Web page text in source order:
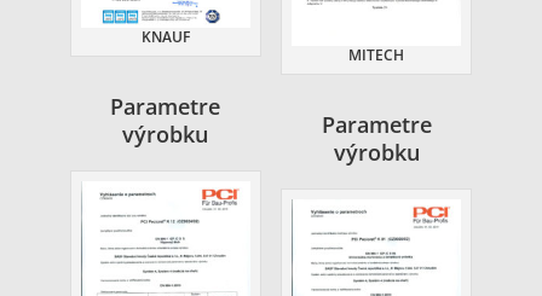
KNAUF
Parametre
výrobku
MITECH
Parametre
výrobku